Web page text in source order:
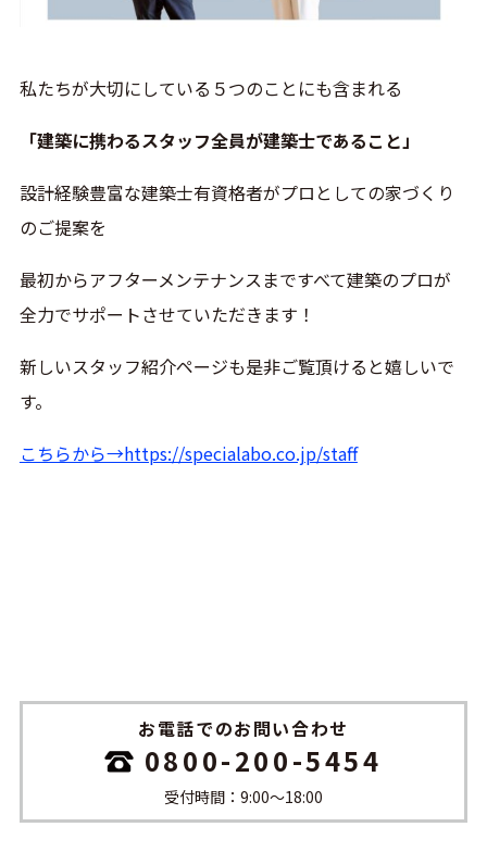
私たちが大切にしている５つのことにも含まれる
「建築に携わるスタッフ全員が建築士であること」
設計経験豊富な建築士有資格者がプロとしての家づくり
のご提案を
最初からアフターメンテナンスまですべて建築のプロが
全力でサポートさせていただきます！
新しいスタッフ紹介ページも是非ご覧頂けると嬉しいで
す。
こちらから→https://specialabo.co.jp/staff
お電話でのお問い合わせ
0800-200-5454
受付時間：9:00〜18:00